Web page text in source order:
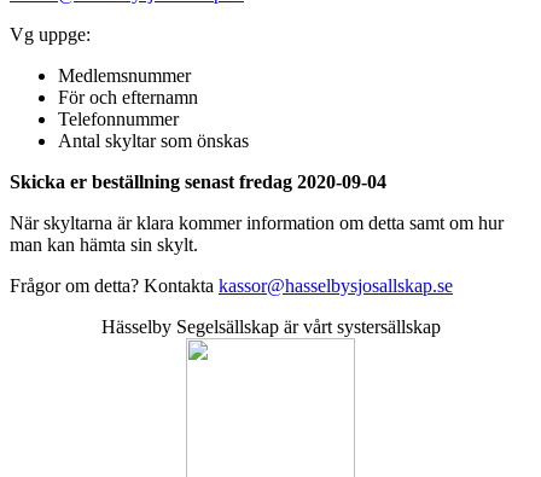
Vg uppge:
Medlemsnummer
För och efternamn
Telefonnummer
Antal skyltar som önskas
Skicka er beställning senast fredag 2020-09-04
När skyltarna är klara kommer information om detta samt om hur
man kan hämta sin skylt.
Frågor om detta? Kontakta kassor@hasselbysjosallskap.se
Hässelby Segelsällskap är vårt systersällskap